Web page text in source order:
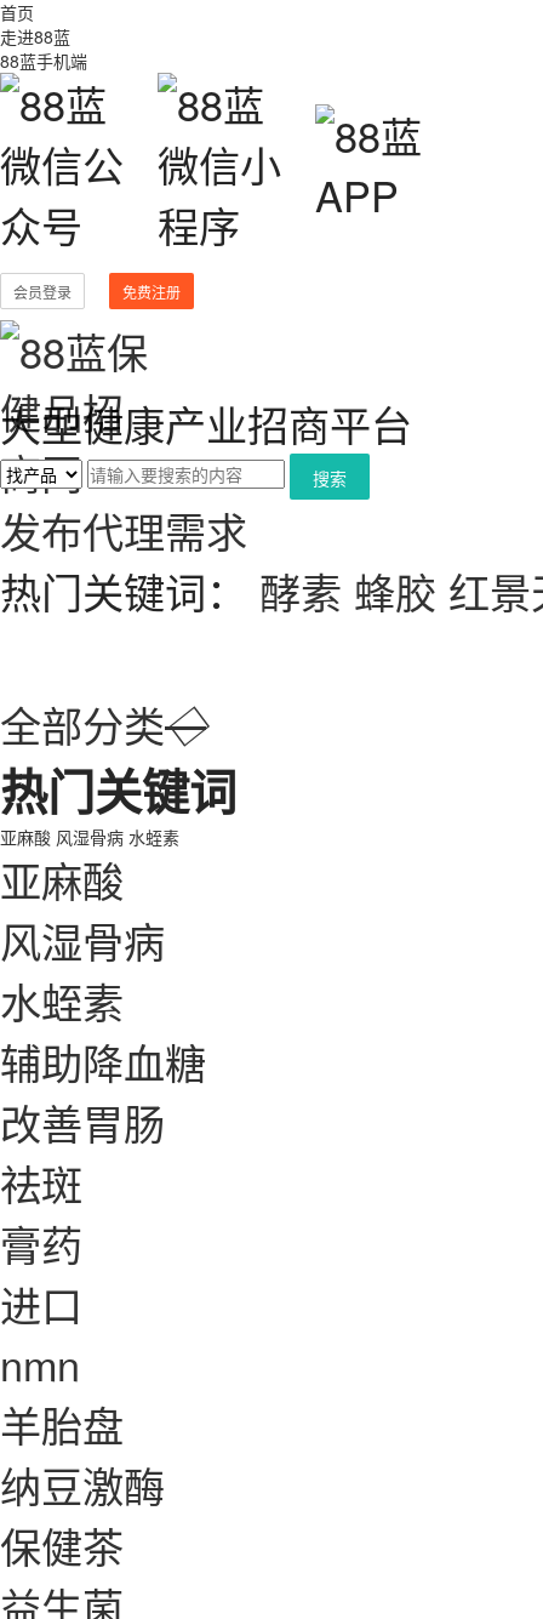
首页
走进88蓝
88蓝手机端
会员登录 免费注册
大型健康产业招商平台
搜索
发布代理需求
热门关键词： 酵素 蜂胶 红景
全部分类◇
热门关键词
亚麻酸 风湿骨病 水蛭素
亚麻酸
风湿骨病
水蛭素
辅助降血糖
改善胃肠
祛斑
膏药
进口
nmn
羊胎盘
纳豆激酶
保健茶
益生菌